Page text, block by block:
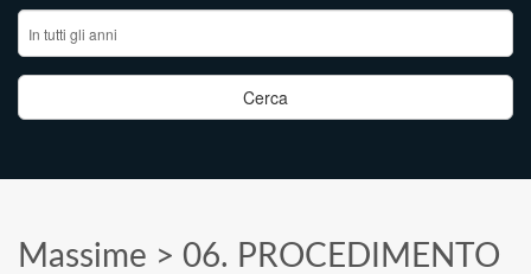
Massime > 06. PROCEDIMENTO